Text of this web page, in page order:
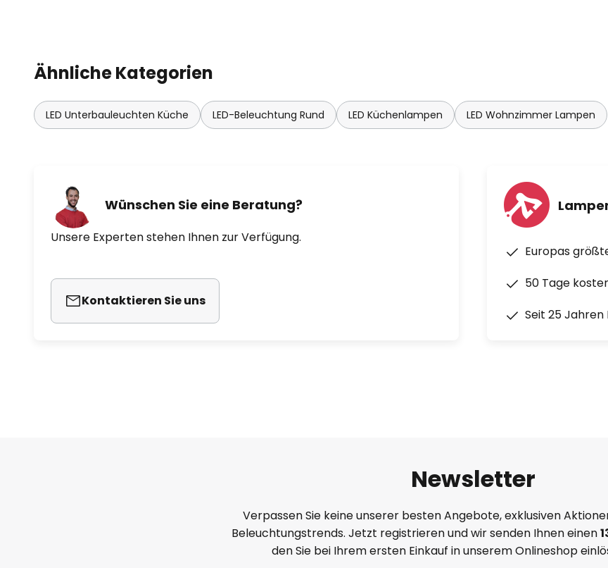
Ähnliche Kategorien
LED Unterbauleuchten Küche LED-Beleuchtung Rund LED Küchenlampen LED Wohnzimmer Lampen
Wünschen Sie eine Beratung?
Unsere Experten stehen Ihnen zur Verfügung.
Kontaktieren Sie uns
Europas
50 Tage
Seit 25 Jahren
Newsletter
Verpassen Sie keine unserer besten Angebote, exklusiven
Beleuchtungstrends. Jetzt registrieren und wir senden Ihnen einen
den Sie bei Ihrem ersten Einkauf in unserem Onlineshop